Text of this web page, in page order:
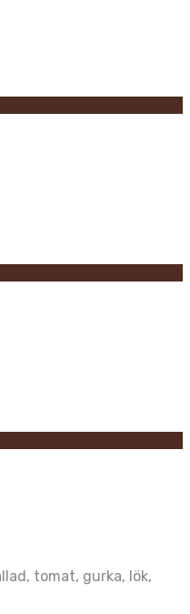
tomat, gurka, lök,